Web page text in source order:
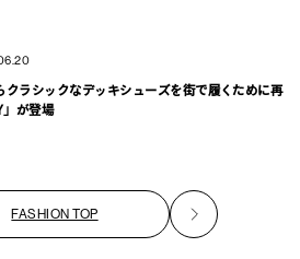
クラシックなデッキシューズを街で履くために再
」が登場
FASHION TOP